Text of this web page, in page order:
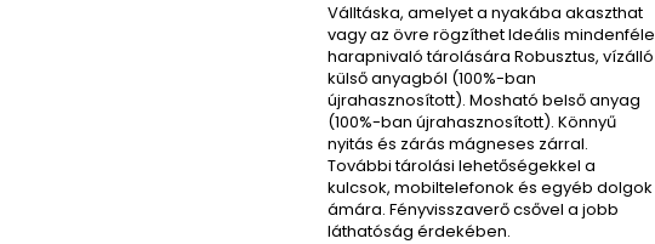
Válltáska, amelyet a nyakába akaszthat
vagy az övre rögzíthetIdeális mindenféle
harapnivaló tárolására Robusztus, vízálló
külső anyagból (100%-ban
újrahasznosított). Mosható belső anyag
(100%-ban újrahasznosított). Könnyű
nyitás és zárás mágneses zárral.
További tárolási lehetőségekkel a
kulcsok, mobiltelefonok és egyéb dolgok
ámára. Fényvisszaverő csővel a jobb
láthatóság érdekében.